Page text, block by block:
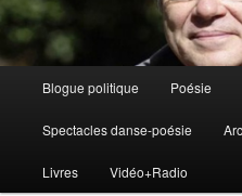
Aller
au
contenu
Blogue politique Poésie
Spectacles danse-poésie
Livres Vidéo+Radio